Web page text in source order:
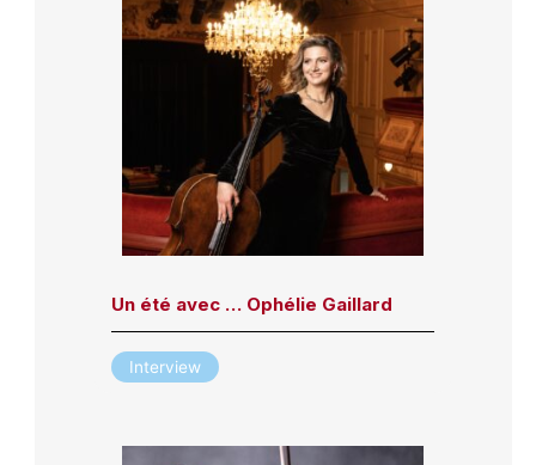
Un été avec … Ophélie Gaillard
Interview